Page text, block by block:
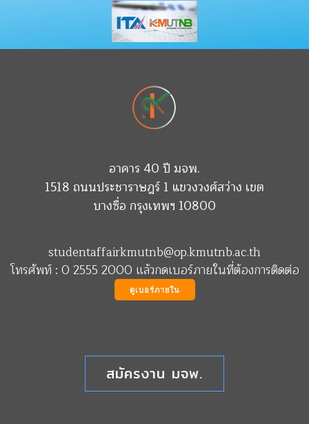
อาคาร 40 ปี มจพ.
1518 ถนนประชาราษฎร์ 1 แขวงวงศ์สว่าง เขต
บางซื่อ กรุงเทพฯ 10800
studentaffairkmutnb@op.kmutnb.ac.th
โทรศัพท์ : 0 2555 2000 แล้วกดเบอร์ภายในที่ต้องการติดต่อ
ดูเบอร์ภายใน
สมัครงาน มจพ.